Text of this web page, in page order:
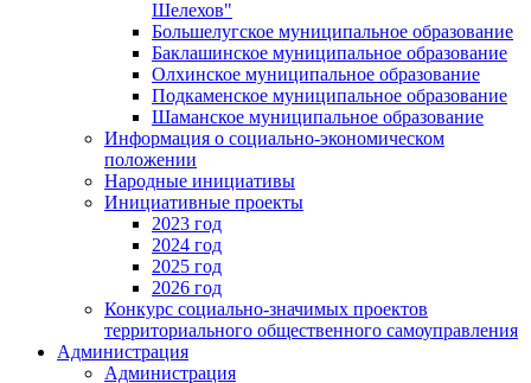
Шелехов"
Большелугское муниципальное образование
Баклашинское муниципальное образование
Олхинское муниципальное образование
Подкаменское муниципальное образование
Шаманское муниципальное образование
Информация о социально-экономическом
положении
Народные инициативы
Инициативные проекты
2023 год
2024 год
2025 год
2026 год
Конкурс социально-значимых проектов
территориального общественного самоуправления
Администрация
Администрация